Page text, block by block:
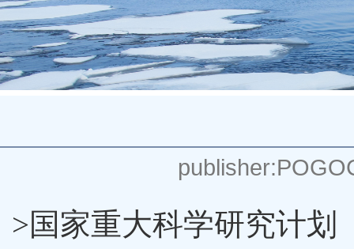
>国家重大科学研究计划